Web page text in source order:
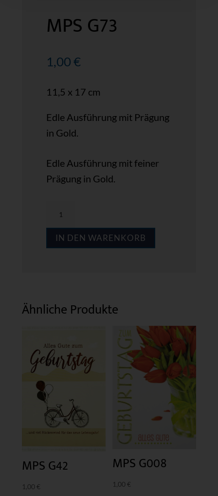
MPS G73
1,00€
11,5 x 17 cm
Edle Ausführung mit Prägung
in Gold.
Edle Ausführung mit feiner
Prägung in Gold.
Menge
IN DEN WARENKORB
Ähnliche Produkte
MPS G42
1,00 €
MPS G008
1,00 €